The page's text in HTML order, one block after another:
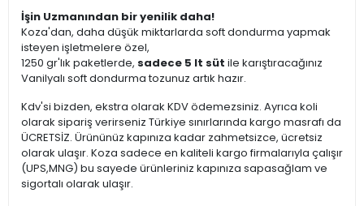
İşin Uzmanından bir yenilik daha!
Koza'dan, daha düşük miktarlarda soft dondurma yapmak
isteyen işletmelere özel,
1250 gr'lık paketlerde, sadece 5 lt süt ile karıştıracağınız
Vanilyalı soft dondurma tozunuz artık hazır.
Kdv'si bizden, ekstra olarak KDV ödemezsiniz. Ayrıca koli
olarak sipariş verirseniz Türkiye sınırlarında kargo masrafı da
ÜCRETSİZ. Ürününüz kapınıza kadar zahmetsizce, ücretsiz
olarak ulaşır. Koza sadece en kaliteli kargo firmalarıyla çalışır
(UPS,MNG) bu sayede ürünleriniz kapınıza sapasağlam ve
sigortalı olarak ulaşır.